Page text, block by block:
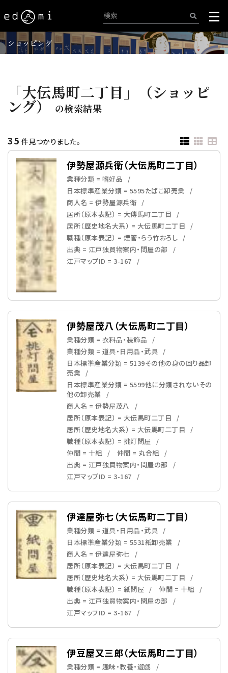
ショッピング
「大伝馬町二丁目」（ショッピ
ング） の検索結果
35 件見つかりました。
伊勢屋源兵衛（大伝馬町二丁目）
業種分類 = 嗜好品
日本標準産業分類 = 5595たばこ卸売業
商人名 = 伊勢屋源兵衛
居所（原本表記） = 大傳馬町二丁目
居所（歴史地名大系） = 大伝馬町二丁目
職種（原本表記） = 煙管・らう竹おろし
出典 = 江戸独買物案内・問屋の部
江戸マップID = 3-167
伊勢屋茂八（大伝馬町二丁目）
業種分類 = 衣料品・装飾品
業種分類 = 道具・日用品・武具
日本標準産業分類 = 5139その他の身の回り品卸
売業
日本標準産業分類 = 5599他に分類されないその
他の卸売業
商人名 = 伊勢屋茂八
居所（原本表記） = 大伝馬町二丁目
居所（歴史地名大系） = 大伝馬町二丁目
職種（原本表記） = 挑灯問屋
仲間 = 十組
仲間 = 丸合組
出典 = 江戸独買物案内・問屋の部
江戸マップID = 3-167
伊達屋弥七（大伝馬町二丁目）
業種分類 = 道具・日用品・武具
日本標準産業分類 = 5531紙卸売業
商人名 = 伊達屋弥七
居所（原本表記） = 大伝馬町二丁目
居所（歴史地名大系） = 大伝馬町二丁目
職種（原本表記） = 紙問屋
仲間 = 十組
出典 = 江戸独買物案内・問屋の部
江戸マップID = 3-167
伊豆屋又三郎（大伝馬町二丁目）
業種分類 = 趣味・教養・遊戯